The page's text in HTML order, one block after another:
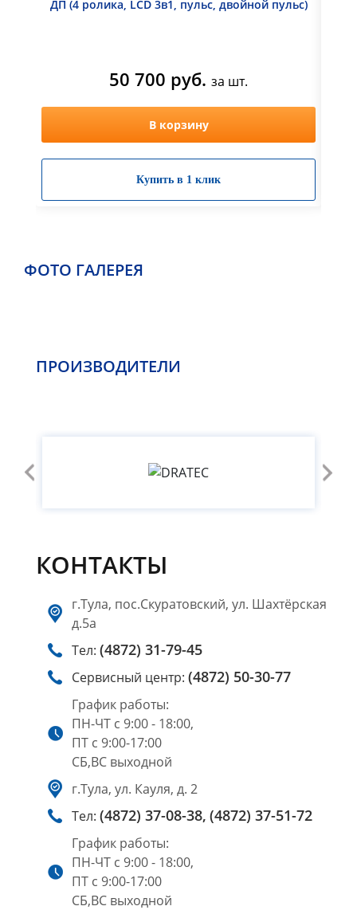
ДП (4 ролика, LCD 3в1, пульс, двойной пульс)
50 700 руб. за шт.
В корзину
Купить в 1 клик
ФОТО ГАЛЕРЕЯ
ПРОИЗВОДИТЕЛИ
КОНТАКТЫ
г.Тула, пос.Скуратовский, ул. Шахтёрская
д.5а
Тел: (4872) 31-79-45
Сервисный центр: (4872) 50-30-77
График работы:
ПН-ЧТ с 9:00 - 18:00,
ПТ с 9:00-17:00
СБ,ВС выходной
г.Тула, ул. Кауля, д. 2
Тел: (4872) 37-08-38, (4872) 37-51-72
График работы:
ПН-ЧТ с 9:00 - 18:00,
ПТ с 9:00-17:00
СБ,ВС выходной